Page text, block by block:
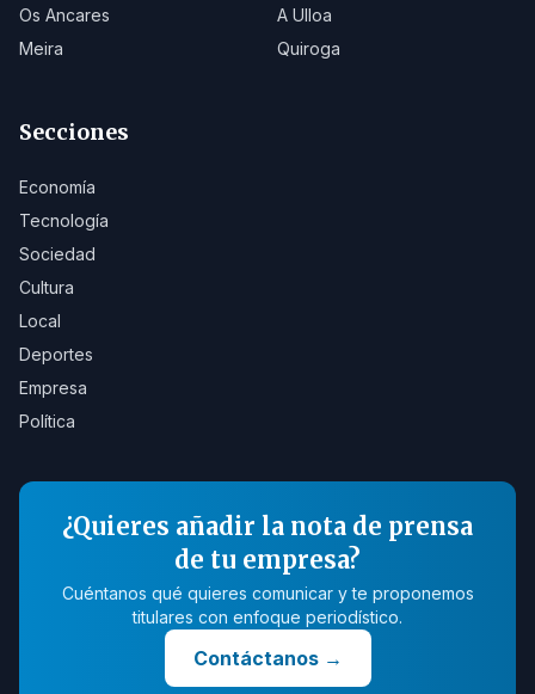
Os Ancares
A Ulloa
Meira
Quiroga
Secciones
Economía
Tecnología
Sociedad
Cultura
Local
Deportes
Empresa
Política
¿Quieres añadir la nota de prensa
de tu empresa?
Cuéntanos qué quieres comunicar y te proponemos
titulares con enfoque periodístico.
Contáctanos→